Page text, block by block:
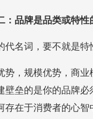
：品牌是品类或特性
词，要不就是特